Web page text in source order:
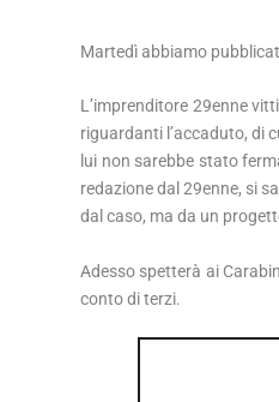
Martedì abbiamo
L’imprenditore 29enne
riguardanti l’accaduto, di
lui non sarebbe stato
redazione dal 29enne, si
dal caso, ma da un
Adesso spetterà ai
conto di terzi.